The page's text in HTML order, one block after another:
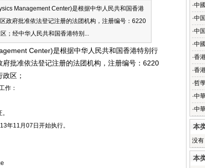
Management Center)是根据中华人民共和国香港
政府批准依法登记注册的法团机构，注册编号：6220
；经中华人民共和国香港特别...
Center)是根据中华人民共和国香港特别行
批准依法登记注册的法团机构，注册编号：6220
区；
作：
年11月07日开始执行。
·中
·中
·中
·中
·香
·香
·哲
·中
·中
本
没有
本